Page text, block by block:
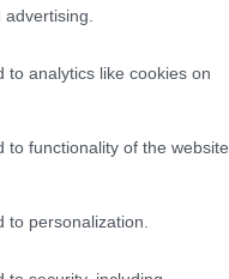
to analytics like cookies on
to functionality of the website
personalization.
συνολικά
επιλογές, αλλά και
συνοριοφύλακες.
εξάμηνης
για τη
πΓΔΜ (την
χώρα) και
όπως τη